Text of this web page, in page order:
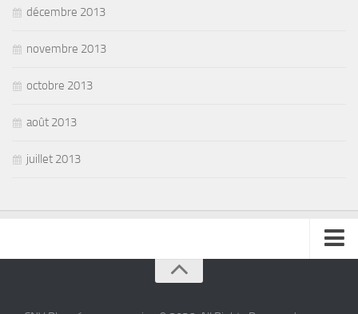
décembre 2013
novembre 2013
octobre 2013
août 2013
juillet 2013